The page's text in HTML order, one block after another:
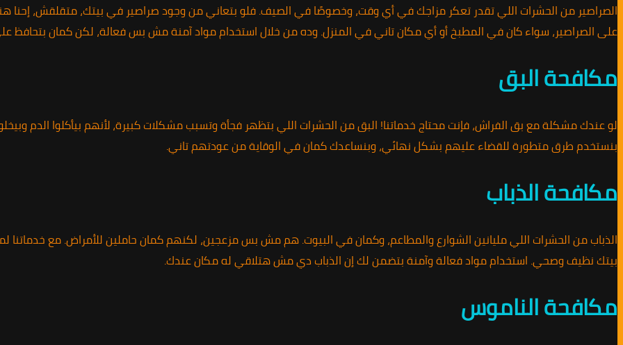
الصراصير من الحشرات اللي تقدر تعكر مزاجك في أي وقت، وخصوصًا في الصيف. فلو بتعاني من وجود صراصير في بيتك، متقلقش، إحنا
على الصراصير، سواء كان في المطبخ أو أي مكان تاني في المنزل. وده من خلال استخدام مواد آمنة مش بس فعالة، لكن كمان بتحافظ
مكافحة البق
لو عندك مشكلة مع بق الفراش، فإنت محتاج خدماتنا! البق من الحشرات اللي بتظهر فجأة وتسبب مشكلات كبيرة، لأنهم بيأكلوا الدم
بنستخدم طرق متطورة للقضاء عليهم بشكل نهائي، وبنساعدك كمان في الوقاية من عودتهم تاني.
مكافحة الذباب
الذباب من الحشرات اللي مليانين الشوارع والمطاعم، وكمان في البيوت. هم مش بس مزعجين، لكنهم كمان حاملين للأمراض. مع خدماتنا
بيتك نظيف وصحي. استخدام مواد فعالة وآمنة بتضمن لك إن الذباب دي مش هتلاقي له مكان عندك.
مكافحة الناموس